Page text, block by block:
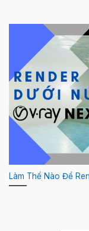
Làm Thế Nào Để